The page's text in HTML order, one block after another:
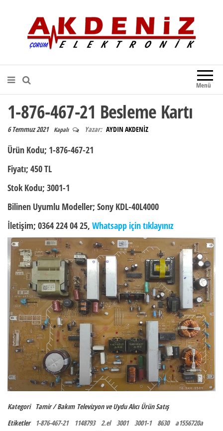
Akdeniz Elektronik
Teknik Destek, Kaliteli Hizmet |
Çorum Elektronik Firması
Menü
1-876-467-21 Besleme Kartı
6 Temmuz 2021 Kapalı Yazar: AYDIN AKDENİZ
Ürün Kodu; 1-876-467-21
Fiyatı; 450 TL
Stok Kodu; 3001-1
Bilinen Uyumlu Modeller; Sony KDL-40L4000
İletişim; 0364 224 04 25, Whatsapp için tıklayınız
Kategori Tamir / Bakım Televizyon ve Uydu Alıcı Ürün Satış
Etiketler
1-876-467-21 1148793 2.el 3001 3001-1 8630
a1556720a